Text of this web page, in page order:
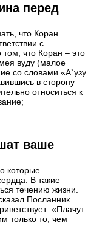
перед
что Коран
с
что Коран – это
вуду (малое
со словами «А`узу
в сторону
относиться к
ваше
которые
В такие
течению жизни.
Посланник
«Плачут
только то, чем